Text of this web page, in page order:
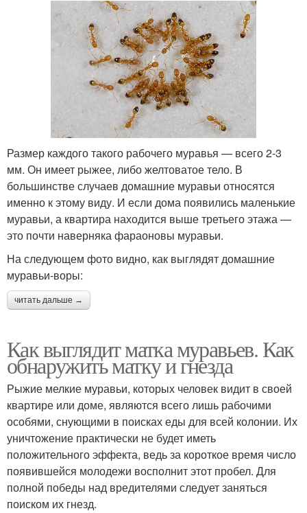
Размер каждого такого рабочего муравья — всего 2-3
мм. Он имеет рыжее, либо желтоватое тело. В
большинстве случаев домашние муравьи относятся
именно к этому виду. И если дома появились маленькие
муравьи, а квартира находится выше третьего этажа —
это почти наверняка фараоновы муравьи.
На следующем фото видно, как выглядят домашние
муравьи-воры:
читать дальше →
Как выглядит матка муравьев. Как
обнаружить матку и гнезда
Рыжие мелкие муравьи, которых человек видит в своей
квартире или доме, являются всего лишь рабочими
особями, снующими в поисках еды для всей колонии. Их
уничтожение практически не будет иметь
положительного эффекта, ведь за короткое время число
появившейся молодежи восполнит этот пробел. Для
полной победы над вредителями следует заняться
поиском их гнезд.